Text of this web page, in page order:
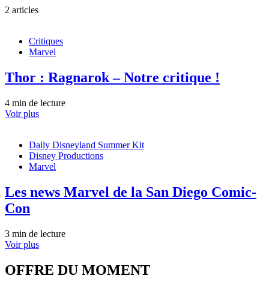
2 articles
Critiques
Marvel
Thor : Ragnarok – Notre critique !
4 min de lecture
Voir plus
Daily Disneyland Summer Kit
Disney Productions
Marvel
Les news Marvel de la San Diego Comic-
Con
3 min de lecture
Voir plus
OFFRE DU MOMENT